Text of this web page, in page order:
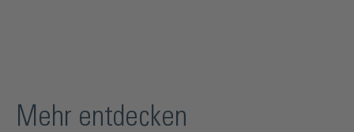
Mehr entdecken